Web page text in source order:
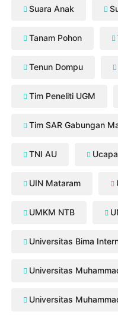
Suara Anak
Tanam Pohon
Tenun Dompu
Tim Peneliti UGM
Tim SAR Gabungan
TNI AU
UIN Mataram
UMKM NTB
Universitas Bima
Universitas
Universitas